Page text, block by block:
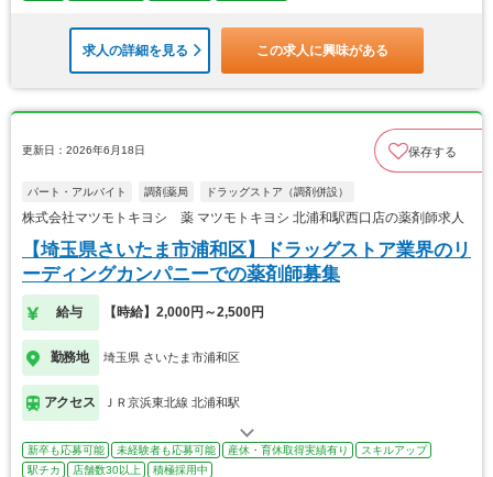
求人の詳細を見る この求人に興味がある
更新日：2026年6月18日 保存する
パート・アルバイト 調剤薬局 ドラッグストア（調剤併設）
株式会社マツモトキヨシ 薬 マツモトキヨシ 北浦和駅西口店の薬剤師求人
【埼玉県さいたま市浦和区】ドラッグストア業界のリ
ーディングカンパニーでの薬剤師募集
給与 【時給】2,000円～2,500円
勤務地 埼玉県 さいたま市浦和区
アクセス ＪＲ京浜東北線 北浦和駅
新卒も応募可能 未経験者も応募可能 産休・育休取得実績有り
スキルアップ
駅チカ
店舗数30以上 積極採用中